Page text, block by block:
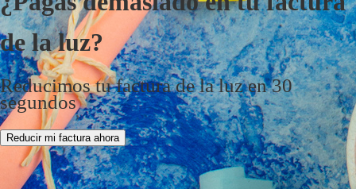
de la luz?
Reducimos tu factura de la luz en 30
segundos
Reducir mi factura ahora